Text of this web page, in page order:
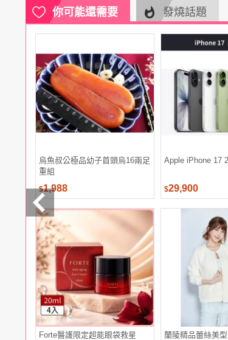
寢具
家具 收納
宗教
Apple
小米 手機平板
穿戴
電腦
週邊 電玩
耳機
保養
彩妝 美髮 香氛
你可能還需要 發燒話題
烏魚叔公極品幼子首頭烏16兩足
重組
$1,988
Apple iPhone 17
$29,900
Forte醫護限定超能眼袋救星 蘭陵精品蕾絲美